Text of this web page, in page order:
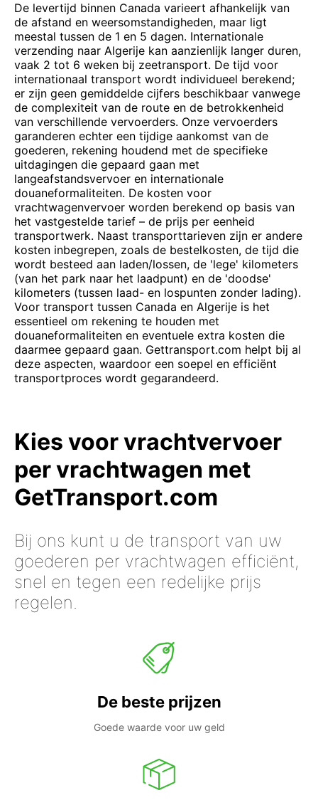
De levertijd binnen Canada varieert afhankelijk van
de afstand en weersomstandigheden, maar ligt
meestal tussen de 1 en 5 dagen. Internationale
verzending naar Algerije kan aanzienlijk langer duren,
vaak 2 tot 6 weken bij zeetransport. De tijd voor
internationaal transport wordt individueel berekend;
er zijn geen gemiddelde cijfers beschikbaar vanwege
de complexiteit van de route en de betrokkenheid
van verschillende vervoerders. Onze vervoerders
garanderen echter een tijdige aankomst van de
goederen, rekening houdend met de specifieke
uitdagingen die gepaard gaan met
langeafstandsvervoer en internationale
douaneformaliteiten. De kosten voor
vrachtwagenvervoer worden berekend op basis van
het vastgestelde tarief – de prijs per eenheid
transportwerk. Naast transporttarieven zijn er andere
kosten inbegrepen, zoals de bestelkosten, de tijd die
wordt besteed aan laden/lossen, de 'lege' kilometers
(van het park naar het laadpunt) en de 'doodse'
kilometers (tussen laad- en lospunten zonder lading).
Voor transport tussen Canada en Algerije is het
essentieel om rekening te houden met
douaneformaliteiten en eventuele extra kosten die
daarmee gepaard gaan. Gettransport.com helpt bij al
deze aspecten, waardoor een soepel en efficiënt
transportproces wordt gegarandeerd.
Kies voor vrachtvervoer
per vrachtwagen met
GetTransport.com
Bij ons kunt u de transport van uw
goederen per vrachtwagen efficiënt,
snel en tegen een redelijke prijs
regelen.
De beste prijzen
Goede waarde voor uw geld